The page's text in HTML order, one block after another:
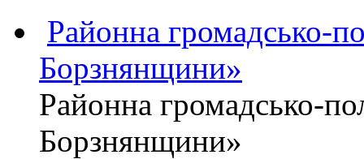
Районна громадсько-
Борзнянщини»
Районна громадсько-
Борзнянщини»